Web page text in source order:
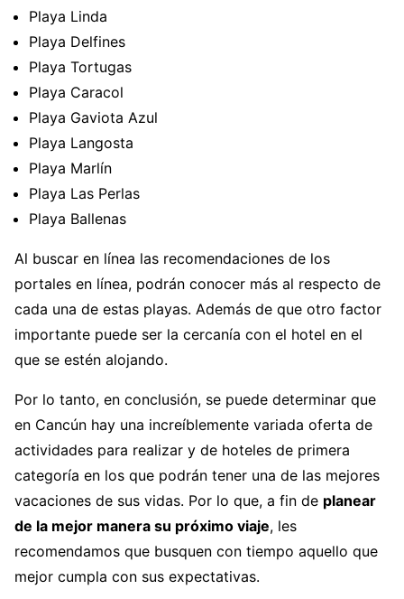
Playa Linda
Playa Delfines
Playa Tortugas
Playa Caracol
Playa Gaviota Azul
Playa Langosta
Playa Marlín
Playa Las Perlas
Playa Ballenas
Al buscar en línea las recomendaciones de los
portales en línea, podrán conocer más al respecto de
cada una de estas playas. Además de que otro factor
importante puede ser la cercanía con el hotel en el
que se estén alojando.
Por lo tanto, en conclusión, se puede determinar que
en Cancún hay una increíblemente variada oferta de
actividades para realizar y de hoteles de primera
categoría en los que podrán tener una de las mejores
vacaciones de sus vidas. Por lo que, a fin de planear
de la mejor manera su próximo viaje, les
recomendamos que busquen con tiempo aquello que
mejor cumpla con sus expectativas.